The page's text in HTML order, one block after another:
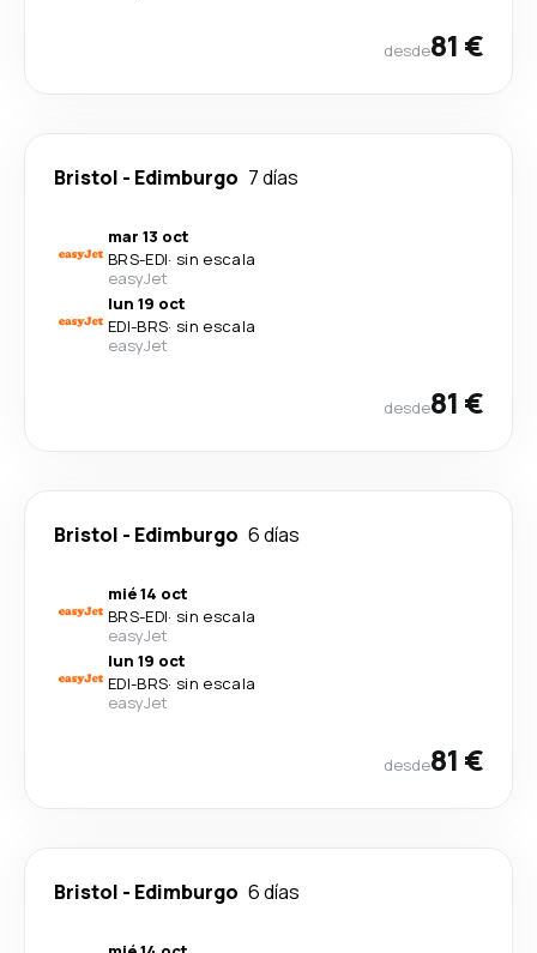
desde81 €
Bristol - Edimburgo 7 días
mar 13 oct
BRS-EDI· sin escala
easyJet
lun 19 oct
EDI-BRS· sin escala
easyJet
desde81 €
Bristol - Edimburgo 6 días
mié 14 oct
BRS-EDI· sin escala
easyJet
lun 19 oct
EDI-BRS· sin escala
easyJet
desde81 €
Bristol - Edimburgo 6 días